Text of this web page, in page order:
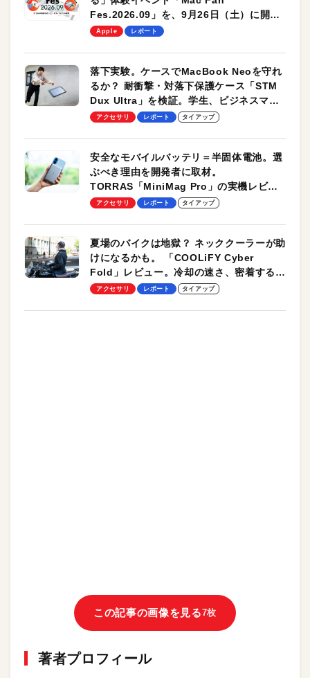
Fes.2026.09」を、9月26日（土）に開催
します！
Apple レポート
落下実験。ケースでMacBook Neoを守れ
るか？ 耐衝撃・対落下保護ケース「STM
Dux Ultra」を検証。学生、ビジネスマン
のモバイルユースに最適！
アクセサリ レポート タイアップ
安全なモバイルバッテリ＝半固体電池。選
ぶべき理由を開発者に取材。
TORRAS「MiniMag Pro」の実機レビュ
ーも
アクセサリ レポート タイアップ
夏場のバイクは地獄？ ネッククーラーが助
けになるかも。 「COOLiFY Cyber
Fold」レビュー。冷却の速さ、密着する冷
却プレート、シンプルな操作性がグッド！
アクセサリ レポート タイアップ
この記事の画像を見る7枚
著者プロフィール